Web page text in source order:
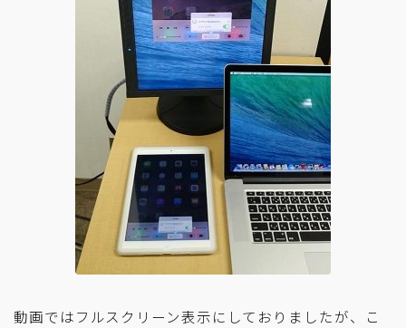
動画ではフルスクリーン表示にしておりましたが、こ